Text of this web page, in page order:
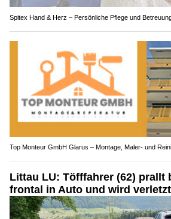
Spitex Hand & Herz – Persönliche Pflege und
Top Monteur GmbH Glarus – Montage, Maler- und
Littau LU: Töfffahrer (62) prallt
frontal in Auto und wird verletzt